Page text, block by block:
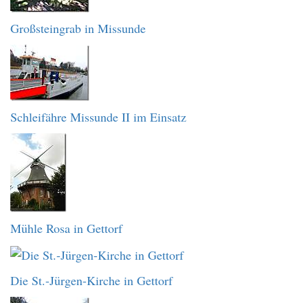
Großsteingrab in Missunde
Schleifähre Missunde II im Einsatz
Mühle Rosa in Gettorf
Die St.-Jürgen-Kirche in Gettorf